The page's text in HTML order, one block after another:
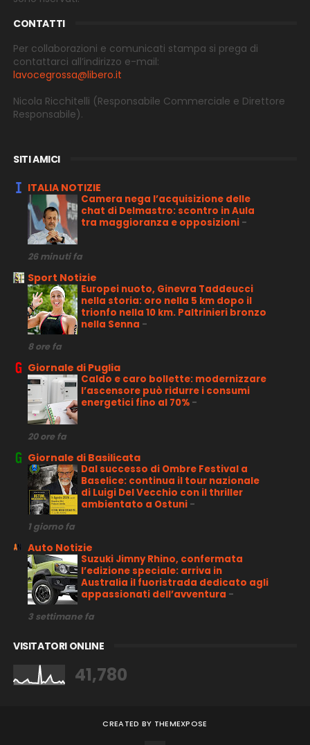
CONTATTI
Per collaborazioni e comunicati stampa si prega di
contattarci all’indirizzo e-mail:
lavocegrossa@libero.it
Nicola Ricchitelli (Responsabile Commerciale e Direttore
Responsabile).
SITI AMICI
ITALIA NOTIZIE
Camera nega l’acquisizione delle
chat di Delmastro: scontro in Aula
tra maggioranza e opposizioni -
26 minuti fa
Sport Notizie
Europei nuoto, Ginevra Taddeucci
nella storia: oro nella 5 km dopo il
trionfo nella 10 km. Paltrinieri bronzo
nella Senna -
8 ore fa
Giornale di Puglia
Caldo e caro bollette: modernizzare
l’ascensore può ridurre i consumi
energetici fino al 70% -
20 ore fa
Giornale di Basilicata
Dal successo di Ombre Festival a
Baselice: continua il tour nazionale
di Luigi Del Vecchio con il thriller
ambientato a Ostuni -
1 giorno fa
Auto Notizie
Suzuki Jimny Rhino, confermata
l’edizione speciale: arriva in
Australia il fuoristrada dedicato agli
appassionati dell’avventura -
3 settimane fa
VISITATORI ONLINE
41,780
CREATED BY THEMEXPOSE